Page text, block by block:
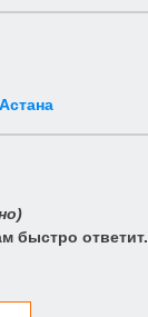
быстро ответит.